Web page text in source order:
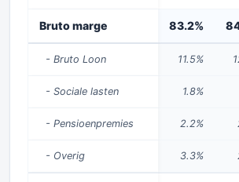
Bruto marge 83.2%
- Bruto Loon 11.5%
- Sociale lasten 1.8%
- Pensioenpremies 2.2%
- Overig 3.3%